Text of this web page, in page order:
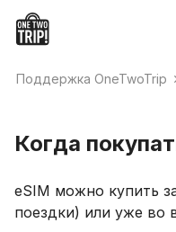
Поддержка OneTwoTrip
Когда
eSIM можно купить
поездки) или уже во